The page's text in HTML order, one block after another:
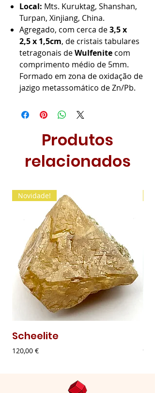
Local: Mts. Kuruktag, Shanshan,
Turpan, Xinjiang, China.
Agregado, com cerca de3,5 x
2,5 x 1,5cm, de cristais tabulares
tetragonais deWulfenite com
comprimento médio de 5mm.
Formado em zona de oxidação de
jazigo metassomático de Zn/Pb.
Produtos
relacionados
Novidade!
Scheelite
Preço
120,00 € 9,00